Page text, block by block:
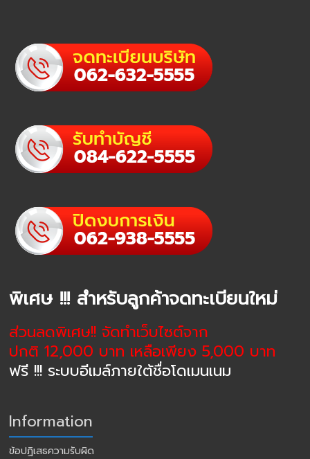
พิเศษ !!! สำหรับลูกค้าจดทะเบียนใหม่
ส่วนลดพิเศษ!! จัดทำเว็บไซต์จาก
ปกติ 12,000 บาท เหลือเพียง 5,000 บาท
ฟรี !!! ระบบอีเมล์ภายใต้ชื่อโดเมนเนม
Information
ข้อปฏิเสธความรับผิด